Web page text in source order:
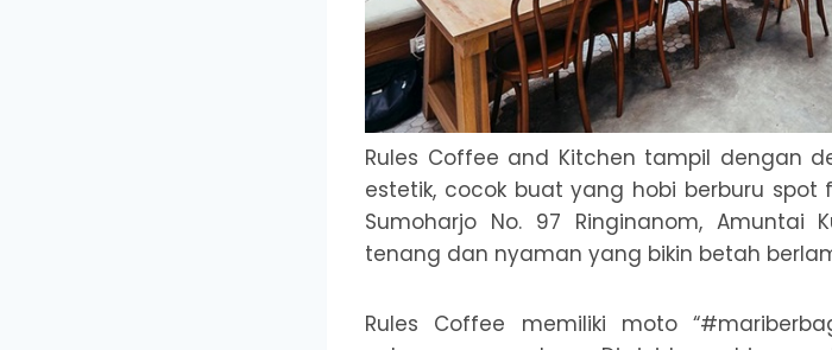
Rules Coffee and Kitchen tampil dengan
estetik, cocok buat yang hobi berburu spot
Sumoharjo No. 97 Ringinanom, Amuntai
tenang dan nyaman yang bikin betah
Rules Coffee memiliki moto